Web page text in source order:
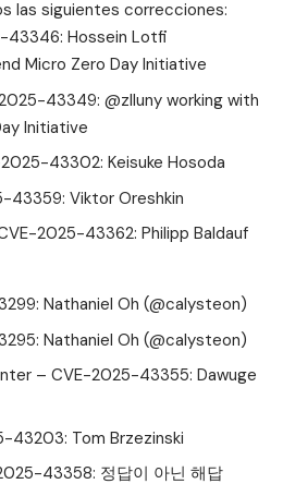
las siguientes correcciones:
43346: Hossein Lotfi
Micro Zero Day Initiative
43349: @zlluny working with
Initiative
43302: Keisuke Hosoda
43359: Viktor Oreshkin
2025-43362: Philipp Baldauf
Nathaniel Oh (@calysteon)
Nathaniel Oh (@calysteon)
– CVE-2025-43355: Dawuge
43203: Tom Brzezinski
43358: 정답이 아닌 해답